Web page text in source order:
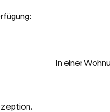
In einer